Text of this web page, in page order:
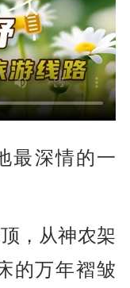
最深情的一
，从神农架
的万年褶皱